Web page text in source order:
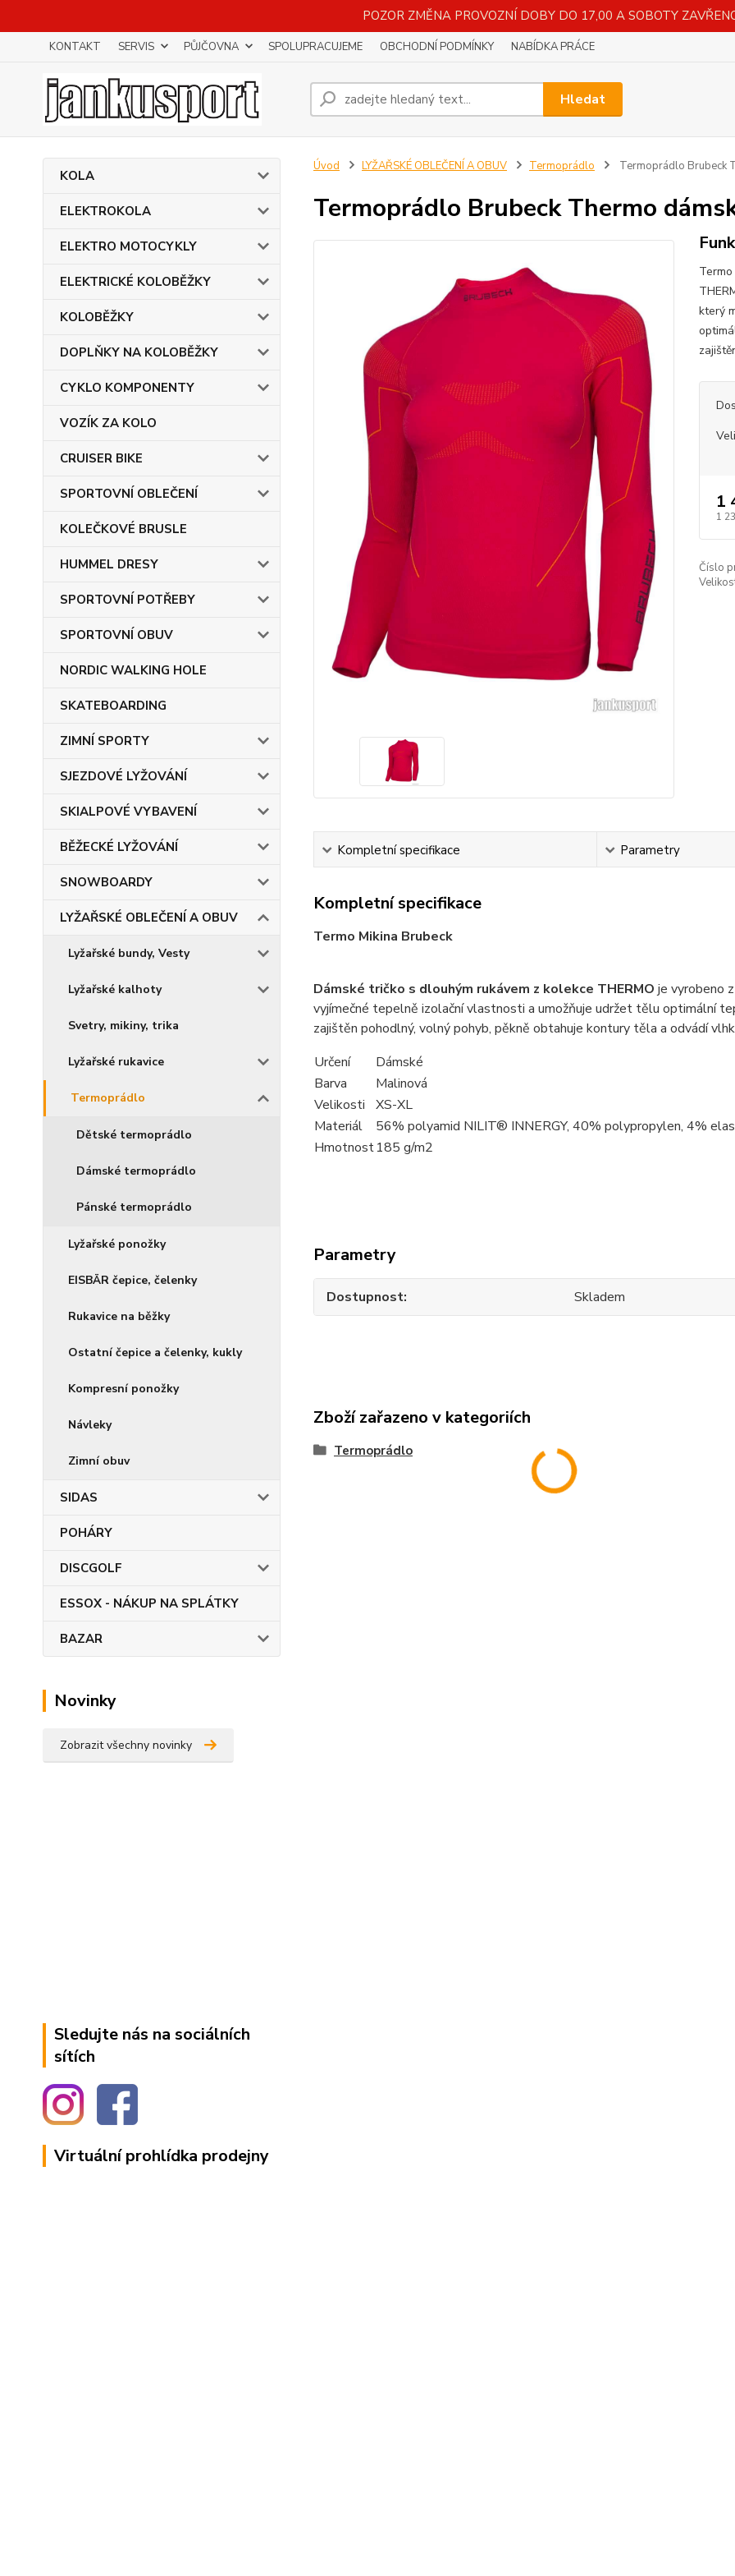
POZOR ZMĚNA PROVOZNÍ DOBY DO 17,00 A SOBOTY
KONTAKT SERVIS PŮJČOVNA SPOLUPRACUJEME OBCHODNÍ PODMÍNKY NABÍDKA PRÁCE
Hledat
KOLA
ELEKTROKOLA
ELEKTRO MOTOCYKLY
ELEKTRICKÉ KOLOBĚŽKY
KOLOBĚŽKY
DOPLŇKY NA KOLOBĚŽKY
CYKLO KOMPONENTY
VOZÍK ZA KOLO
CRUISER BIKE
SPORTOVNÍ OBLEČENÍ
KOLEČKOVÉ BRUSLE
HUMMEL DRESY
SPORTOVNÍ POTŘEBY
SPORTOVNÍ OBUV
NORDIC WALKING HOLE
SKATEBOARDING
ZIMNÍ SPORTY
SJEZDOVÉ LYŽOVÁNÍ
SKIALPOVÉ VYBAVENÍ
BĚŽECKÉ LYŽOVÁNÍ
SNOWBOARDY
LYŽAŘSKÉ OBLEČENÍ A OBUV
Lyžařské bundy, Vesty
Lyžařské kalhoty
Svetry, mikiny, trika
Lyžařské rukavice
Termoprádlo
Dětské termoprádlo
Dámské termoprádlo
Pánské termoprádlo
Lyžařské ponožky
EISBÄR čepice, čelenky
Rukavice na běžky
Ostatní čepice a čelenky, kukly
Kompresní ponožky
Návleky
Zimní obuv
SIDAS
POHÁRY
DISCGOLF
ESSOX - NÁKUP NA SPLÁTKY
BAZAR
Novinky
Zobrazit všechny novinky
Sledujte nás na sociálních
sítích
Virtuální prohlídka prodejny
Úvod LYŽAŘSKÉ OBLEČENÍ A OBUV Termoprádlo Termoprádlo Brubeck
Termoprádlo Brubeck Thermo
který
1
1
Číslo
Kompletní specifikace Parametry
Kompletní specifikace
Termo Mikina Brubeck
Dámské tričko s dlouhým rukávem z kolekce THERMO je vyrobeno
vyjímečné tepelně izolační vlastnosti a umožňuje udržet tělu optimální
zajištěn pohodlný, volný pohyb, pěkně obtahuje kontury těla a odvádí
Určení
Dámské
Barva
Malinová
Velikosti
XS-XL
Materiál
56% polyamid NILIT® INNERGY, 40% polypropylen, 4%
Hmotnost185 g/m2
Parametry
Dostupnost Skladem
Zboží zařazeno v kategoriích
Termoprádlo